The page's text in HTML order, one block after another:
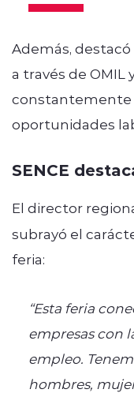
Además,
a través de OMIL
constantemente
oportunidades
SENCE
El director
subrayó el
feria:
“Esta feria
empresas con
empleo.
hombres,